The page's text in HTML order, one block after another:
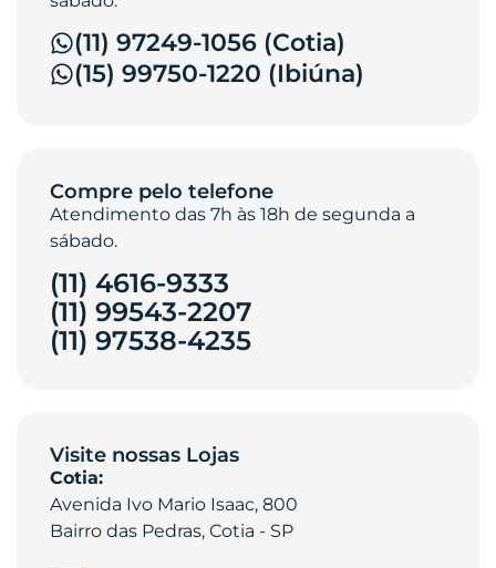
(11) 97249-1056 (Cotia)
(15) 99750-1220 (Ibiúna)
Compre pelo telefone
Atendimento das 7h às 18h de segunda a
sábado.
(11) 4616-9333
(11) 99543-2207
(11) 97538-4235‎
Visite nossas Lojas
Cotia:
Avenida Ivo Mario Isaac, 800
Bairro das Pedras, Cotia - SP